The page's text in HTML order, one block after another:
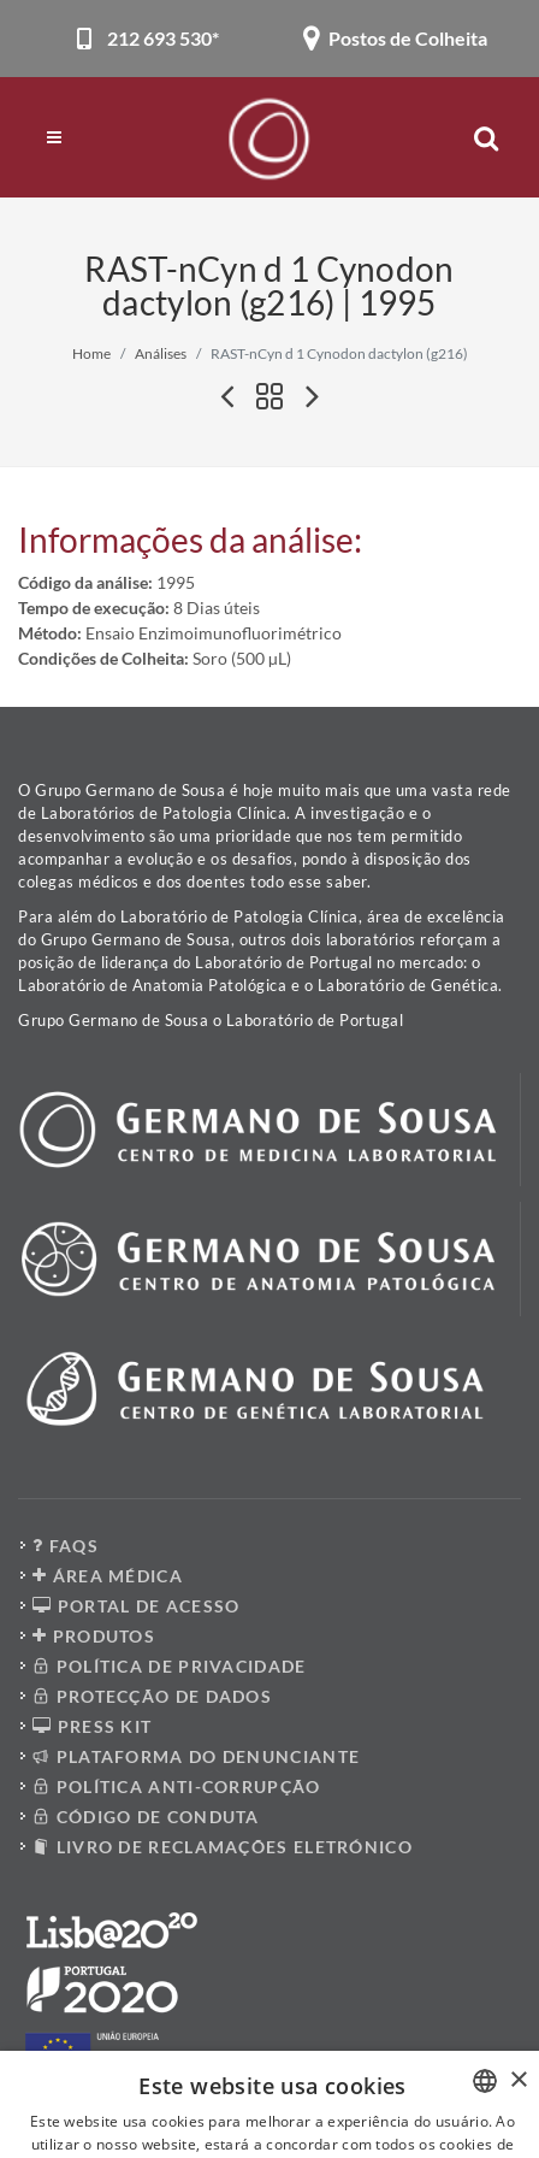
212 693 530* Postos de Colheita
RAST-nCyn d 1 Cynodon
dactylon (g216) | 1995
Home Análises RAST-nCyn d 1 Cynodon dactylon (g216)
Informações da análise:
Código da análise: 1995
Tempo de execução: 8 Dias úteis
Método: Ensaio Enzimoimunofluorimétrico
Condições de Colheita: Soro (500 µL)
O Grupo Germano de Sousa é hoje muito mais que uma vasta rede
de Laboratórios de Patologia Clínica. A investigação e o
desenvolvimento são uma prioridade que nos tem permitido
acompanhar a evolução e os desafios, pondo à disposição dos
colegas médicos e dos doentes todo esse saber.
Para além do Laboratório de Patologia Clínica, área de excelência
do Grupo Germano de Sousa, outros dois laboratórios reforçam a
posição de liderança do Laboratório de Portugal no mercado: o
Laboratório de Anatomia Patológica e o Laboratório de Genética.
Grupo Germano de Sousa o Laboratório de Portugal
FAQS
ÁREA MÉDICA
PORTAL DE ACESSO
PRODUTOS
POLÍTICA DE PRIVACIDADE
PROTECÇÃO DE DADOS
PRESS KIT
PLATAFORMA DO DENUNCIANTE
POLÍTICA ANTI-CORRUPÇÃO
CÓDIGO DE CONDUTA
LIVRO DE RECLAMAÇÕES ELETRÓNICO
PORTUGUESE
×
Este website usa cookies
Este website usa cookies para melhorar a experiência do usuário. Ao
utilizar o nosso website, estará a concordar com todos os cookies de